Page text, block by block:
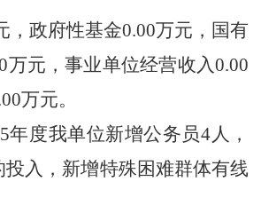
，政府性基金0.00万元，国有
万元，事业单位经营收入0.00
万元。
年度我单位新增公务员4人，
投入，新增特殊困难群体有线